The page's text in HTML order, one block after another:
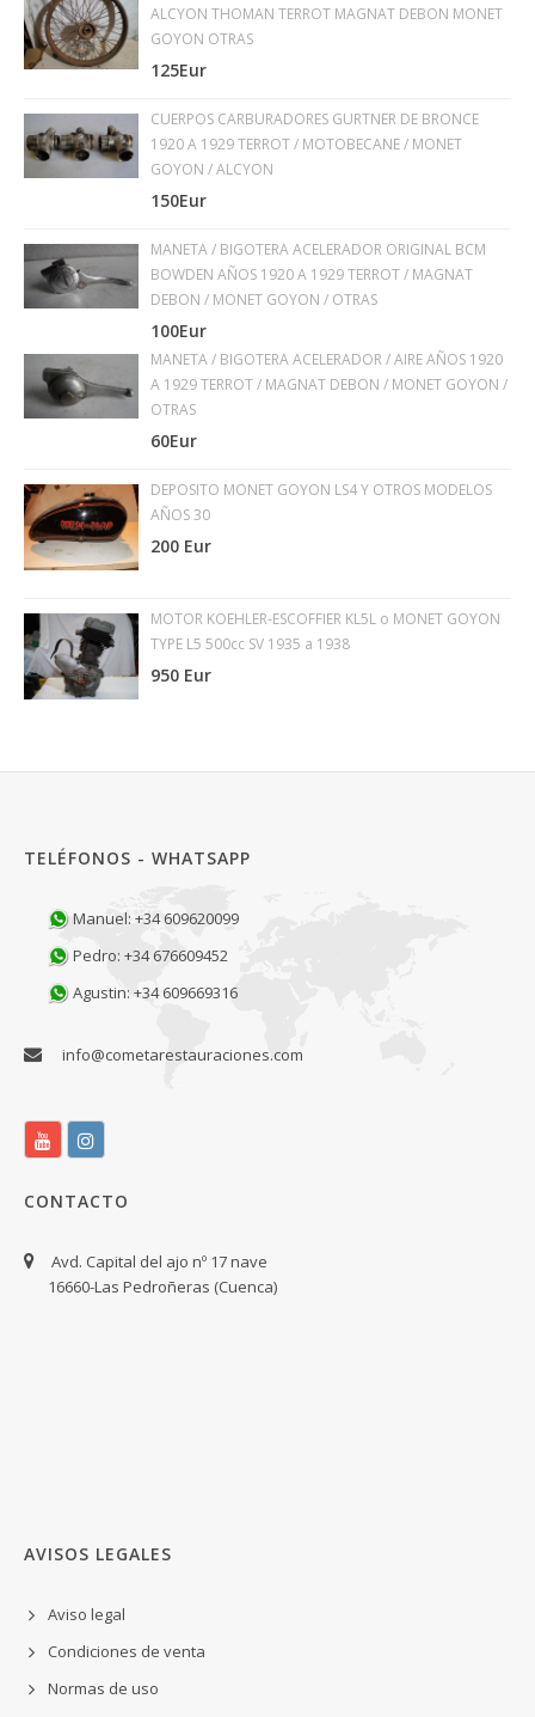
ALCYON THOMAN TERROT MAGNAT DEBON MONET
GOYON OTRAS
125Eur
CUERPOS CARBURADORES GURTNER DE BRONCE
1920 A 1929 TERROT / MOTOBECANE / MONET
GOYON / ALCYON
150Eur
MANETA / BIGOTERA ACELERADOR ORIGINAL BCM
BOWDEN AÑOS 1920 A 1929 TERROT / MAGNAT
DEBON / MONET GOYON / OTRAS
100Eur
MANETA / BIGOTERA ACELERADOR / AIRE AÑOS 1920
A 1929 TERROT / MAGNAT DEBON / MONET GOYON /
OTRAS
60Eur
DEPOSITO MONET GOYON LS4 Y OTROS MODELOS
AÑOS 30
200 Eur
MOTOR KOEHLER-ESCOFFIER KL5L o MONET GOYON
TYPE L5 500cc SV 1935 a 1938
950 Eur
TELÉFONOS - WHATSAPP
Manuel: +34 609620099
Pedro: +34 676609452
Agustin: +34 609669316
info@cometarestauraciones.com
CONTACTO
Avd. Capital del ajo nº 17 nave
16660-Las Pedroñeras (Cuenca)
AVISOS LEGALES
Aviso legal
Condiciones de venta
Normas de uso